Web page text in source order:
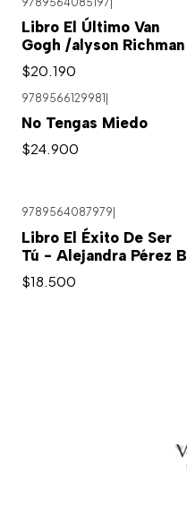
Libro El Último Van
Gogh /alyson Richman
$20.190
9789566129981
No Tengas Miedo
$24.900
9789564087979
Libro El Éxito De Ser
Tú - Alejandra Pérez B
$18.500